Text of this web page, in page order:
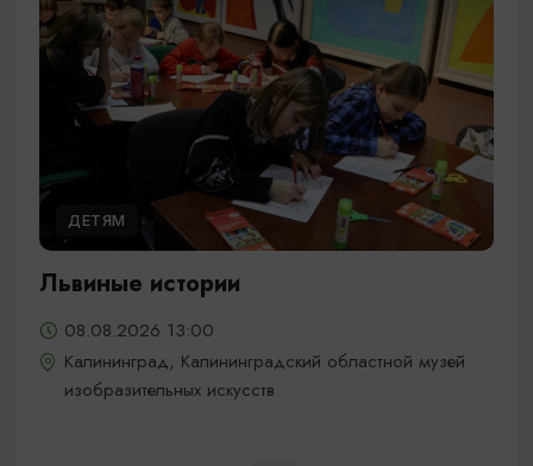
ДЕТЯМ
Львиные истории
08.08.2026 13:00
Калининград, Калининградский областной музей
изобразительных искусств